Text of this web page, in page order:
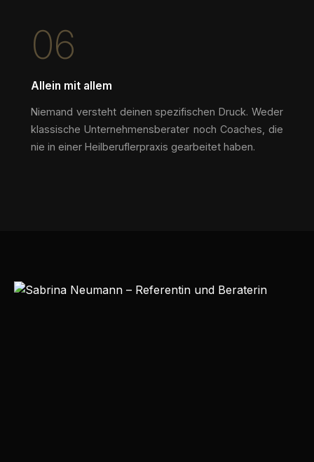
06
Allein mit allem
Niemand versteht deinen spezifischen Druck. Weder
klassische Unternehmensberater noch Coaches, die
nie in einer Heilberuflerpraxis gearbeitet haben.